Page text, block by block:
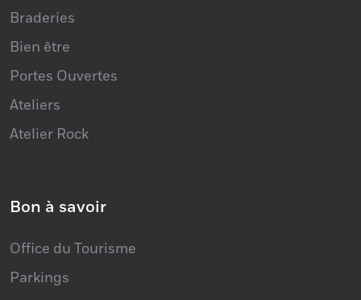
Braderies
Bien être
Portes Ouvertes
Ateliers
Atelier Rock
Bon à savoir
Office du Tourisme
Parkings